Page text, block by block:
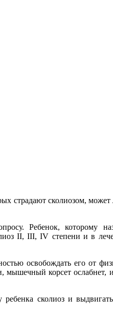
страдают сколиозом,
Ребенок, которому
II, III, IV степени и в
освобождать его от
корсет ослабнет, и
сколиоз и